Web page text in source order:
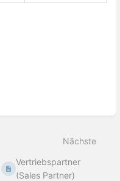
Nächste
Vertriebspartner
(Sales Partner)